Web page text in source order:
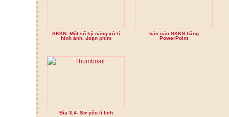
SKKN- Một số kỹ năng xử lí
hình ảnh, đoạn phim
báo cáo SKKN bằng
PowerPoint
Bìa 3,4- Sơ yếu lí lịch